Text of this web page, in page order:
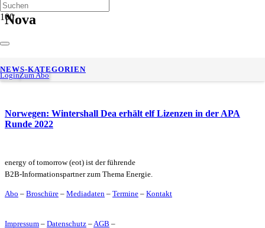
LoginZum Abo
NEWS-KATEGORIEN
Nova
Der Aufstieg von Kohlendioxid (CO2) als erneuerbare
Kohlenstoffquelle (eot+)
Norwegen: Wintershall Dea erhält elf Lizenzen in der APA
Runde 2022
energy of tomorrow (eot) ist der führende
B2B-Informationspartner zum Thema Energie.
Abo – Broschüre – Mediadaten – Termine – Kontakt
Impressum – Datenschutz – AGB –